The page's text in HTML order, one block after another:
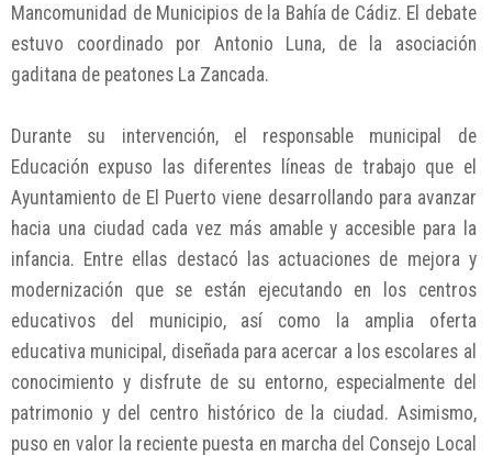
Mancomunidad de Municipios de la Bahía de Cádiz. El debate
estuvo coordinado por Antonio Luna, de la asociación
gaditana de peatones La Zancada.
Durante su intervención, el responsable municipal de
Educación expuso las diferentes líneas de trabajo que el
Ayuntamiento de El Puerto viene desarrollando para avanzar
hacia una ciudad cada vez más amable y accesible para la
infancia. Entre ellas destacó las actuaciones de mejora y
modernización que se están ejecutando en los centros
educativos del municipio, así como la amplia oferta
educativa municipal, diseñada para acercar a los escolares al
conocimiento y disfrute de su entorno, especialmente del
patrimonio y del centro histórico de la ciudad. Asimismo,
puso en valor la reciente puesta en marcha del Consejo Local